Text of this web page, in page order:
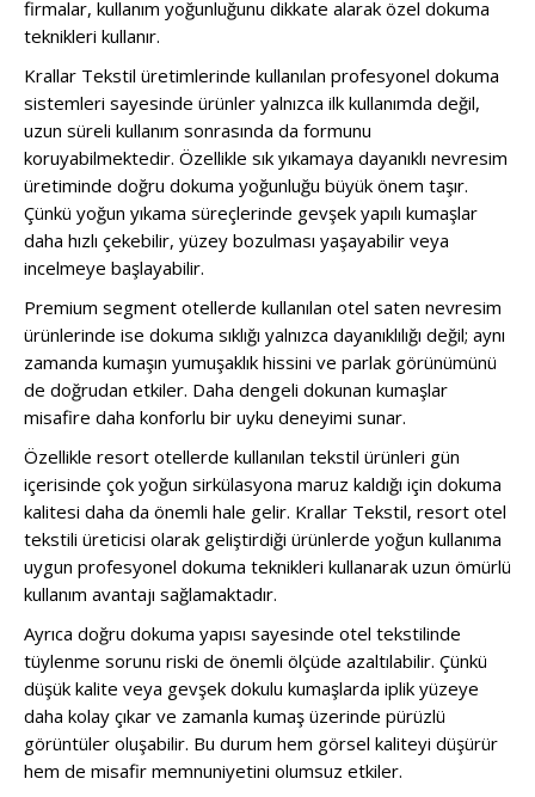
firmalar, kullanım yoğunluğunu dikkate alarak özel dokuma
teknikleri kullanır.
Krallar Tekstil üretimlerinde kullanılan profesyonel dokuma
sistemleri sayesinde ürünler yalnızca ilk kullanımda değil,
uzun süreli kullanım sonrasında da formunu
koruyabilmektedir. Özellikle sık yıkamaya dayanıklı nevresim
üretiminde doğru dokuma yoğunluğu büyük önem taşır.
Çünkü yoğun yıkama süreçlerinde gevşek yapılı kumaşlar
daha hızlı çekebilir, yüzey bozulması yaşayabilir veya
incelmeye başlayabilir.
Premium segment otellerde kullanılan otel saten nevresim
ürünlerinde ise dokuma sıklığı yalnızca dayanıklılığı değil; aynı
zamanda kumaşın yumuşaklık hissini ve parlak görünümünü
de doğrudan etkiler. Daha dengeli dokunan kumaşlar
misafire daha konforlu bir uyku deneyimi sunar.
Özellikle resort otellerde kullanılan tekstil ürünleri gün
içerisinde çok yoğun sirkülasyona maruz kaldığı için dokuma
kalitesi daha da önemli hale gelir. Krallar Tekstil, resort otel
tekstili üreticisi olarak geliştirdiği ürünlerde yoğun kullanıma
uygun profesyonel dokuma teknikleri kullanarak uzun ömürlü
kullanım avantajı sağlamaktadır.
Ayrıca doğru dokuma yapısı sayesinde otel tekstilinde
tüylenme sorunu riski de önemli ölçüde azaltılabilir. Çünkü
düşük kalite veya gevşek dokulu kumaşlarda iplik yüzeye
daha kolay çıkar ve zamanla kumaş üzerinde pürüzlü
görüntüler oluşabilir. Bu durum hem görsel kaliteyi düşürür
hem de misafir memnuniyetini olumsuz etkiler.